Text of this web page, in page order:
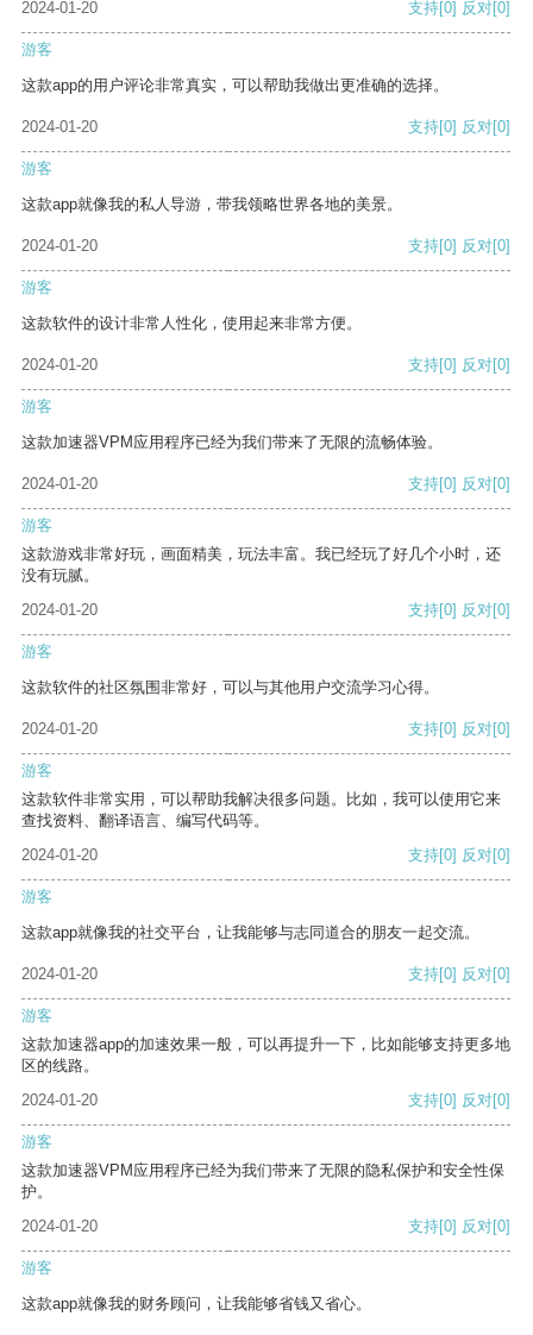
2024-01-20 支持[0] 反对[0]
游客
这款app的用户评论非常真实，可以帮助我做出更准确的选择。
2024-01-20 支持[0] 反对[0]
游客
这款app就像我的私人导游，带我领略世界各地的美景。
2024-01-20 支持[0] 反对[0]
游客
这款软件的设计非常人性化，使用起来非常方便。
2024-01-20 支持[0] 反对[0]
游客
这款加速器VPM应用程序已经为我们带来了无限的流畅体验。
2024-01-20 支持[0] 反对[0]
游客
这款游戏非常好玩，画面精美，玩法丰富。我已经玩了好几个小时，还
没有玩腻。
2024-01-20
支持[0] 反对[0]
游客
这款软件的社区氛围非常好，可以与其他用户交流学习心得。
2024-01-20 支持[0] 反对[0]
游客
这款软件非常实用，可以帮助我解决很多问题。比如，我可以使用它来
查找资料、翻译语言、编写代码等。
2024-01-20
支持[0] 反对[0]
游客
这款app就像我的社交平台，让我能够与志同道合的朋友一起交流。
2024-01-20 支持[0] 反对[0]
游客
这款加速器app的加速效果一般，可以再提升一下，比如能够支持更多地
区的线路。
2024-01-20
支持[0] 反对[0]
游客
这款加速器VPM应用程序已经为我们带来了无限的隐私保护和安全性保
护。
2024-01-20
支持[0] 反对[0]
游客
这款app就像我的财务顾问，让我能够省钱又省心。